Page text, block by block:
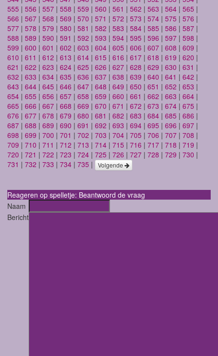
555 | 556 | 557 | 558 | 559 | 560 | 561 | 562 | 563 | 564 | 565 |
566 | 567 | 568 | 569 | 570 | 571 | 572 | 573 | 574 | 575 | 576 |
577 | 578 | 579 | 580 | 581 | 582 | 583 | 584 | 585 | 586 | 587 |
588 | 589 | 590 | 591 | 592 | 593 | 594 | 595 | 596 | 597 | 598 |
599 | 600 | 601 | 602 | 603 | 604 | 605 | 606 | 607 | 608 | 609 |
610 | 611 | 612 | 613 | 614 | 615 | 616 | 617 | 618 | 619 | 620 |
621 | 622 | 623 | 624 | 625 | 626 | 627 | 628 | 629 | 630 | 631 |
632 | 633 | 634 | 635 | 636 | 637 | 638 | 639 | 640 | 641 | 642 |
643 | 644 | 645 | 646 | 647 | 648 | 649 | 650 | 651 | 652 | 653 |
654 | 655 | 656 | 657 | 658 | 659 | 660 | 661 | 662 | 663 | 664 |
665 | 666 | 667 | 668 | 669 | 670 | 671 | 672 | 673 | 674 | 675 |
676 | 677 | 678 | 679 | 680 | 681 | 682 | 683 | 684 | 685 | 686 |
687 | 688 | 689 | 690 | 691 | 692 | 693 | 694 | 695 | 696 | 697 |
698 | 699 | 700 | 701 | 702 | 703 | 704 | 705 | 706 | 707 | 708 |
709 | 710 | 711 | 712 | 713 | 714 | 715 | 716 | 717 | 718 | 719 |
720 | 721 | 722 | 723 | 724 | 725 | 726 | 727 | 728 | 729 | 730 |
731 | 732 | 733 | 734 | 735 | Volgende
Reageren op spelletje: Beantwoord de vraag
Naam
Bericht